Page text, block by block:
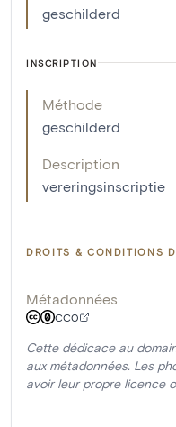
geschilderd
INSCRIPTION
Méthode
geschilderd
Description
vereringsinscriptie
DROITS & CONDITIONS
Métadonnées
CC0
Cette dédicace au
aux métadonnées. Les
avoir leur propre licence